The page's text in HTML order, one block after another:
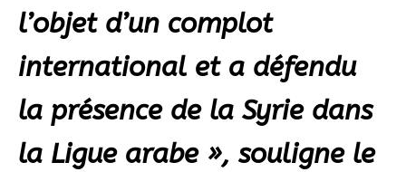
l’objet d’un complot
international et a défendu
la présence de la Syrie dans
la Ligue arabe », souligne le